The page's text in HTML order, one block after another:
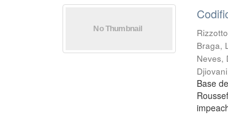
Braga,
Neves,
Djiovani
Base